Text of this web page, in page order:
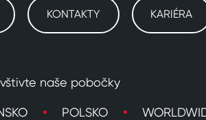
KONTAKTY KARIÉRA
naše pobočky
POLSKO